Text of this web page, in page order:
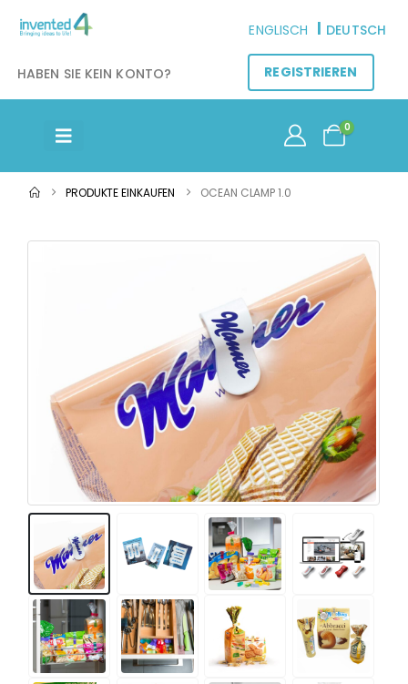
ENGLISCH DEUTSCH
HABEN SIE KEIN KONTO? REGISTRIEREN
0
PRODUKTE EINKAUFEN OCEAN CLAMP 1.0